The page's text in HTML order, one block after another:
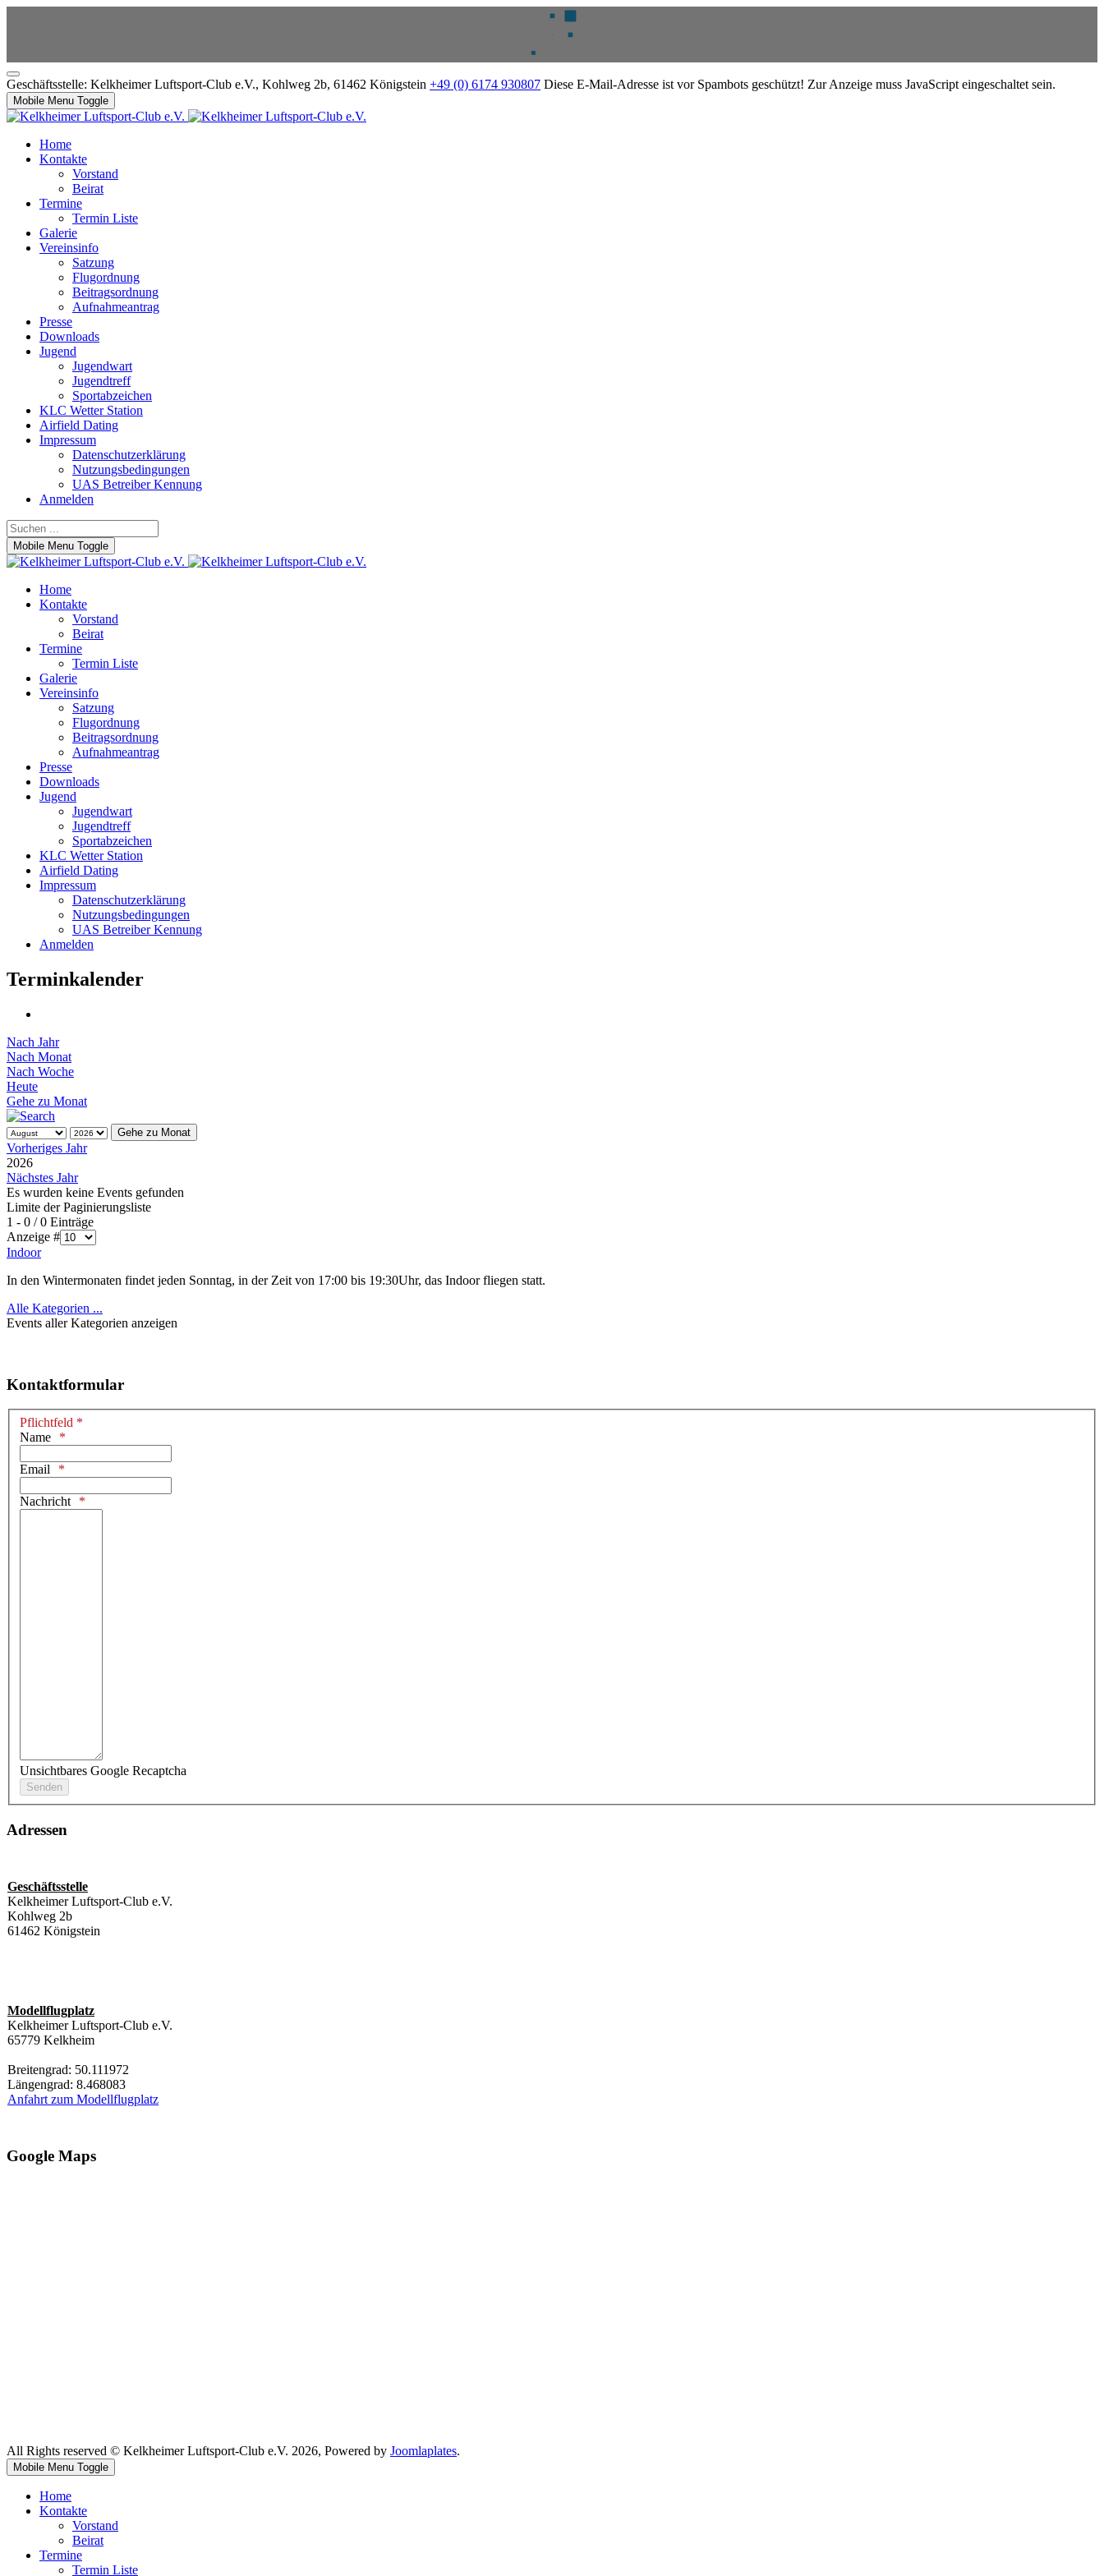
Geschäftsstelle: Kelkheimer Luftsport-Club e.V., Kohlweg 2b, 61462 Königstein +49 (0) 6174 930807 Diese E-Mail-Adresse ist vor Spambots geschützt! Zur Anzeige muss JavaScript eingeschaltet sein.
Mobile Menu Toggle
Home
Kontakte
Vorstand
Beirat
Termine
Termin Liste
Galerie
Vereinsinfo
Satzung
Flugordnung
Beitragsordnung
Aufnahmeantrag
Presse
Downloads
Jugend
Jugendwart
Jugendtreff
Sportabzeichen
KLC Wetter Station
Airfield Dating
Impressum
Datenschutzerklärung
Nutzungsbedingungen
UAS Betreiber Kennung
Anmelden
Mobile Menu Toggle
Home
Kontakte
Vorstand
Beirat
Termine
Termin Liste
Galerie
Vereinsinfo
Satzung
Flugordnung
Beitragsordnung
Aufnahmeantrag
Presse
Downloads
Jugend
Jugendwart
Jugendtreff
Sportabzeichen
KLC Wetter Station
Airfield Dating
Impressum
Datenschutzerklärung
Nutzungsbedingungen
UAS Betreiber Kennung
Anmelden
Terminkalender
Nach Jahr
Nach Monat
Nach Woche
Heute
Gehe zu Monat
Gehe zu Monat
Vorheriges Jahr
2026
Nächstes Jahr
Es wurden keine Events gefunden
Limite der Paginierungsliste
1 - 0 / 0 Einträge
Anzeige #
Indoor
In den Wintermonaten findet jeden Sonntag, in der Zeit von 17:00 bis 19:30Uhr, das Indoor fliegen statt.
Alle Kategorien ...
Events aller Kategorien anzeigen
Kontaktformular
Pflichtfeld *
Name
Email
Nachricht
Unsichtbares Google Recaptcha
Adressen
Geschäftsstelle
Kelkheimer Luftsport-Club e.V.
Kohlweg 2b
61462 Königstein
Modellflugplatz
Kelkheimer Luftsport-Club e.V.
65779 Kelkheim
Breitengrad: 50.111972
Längengrad: 8.468083
Anfahrt zum Modellflugplatz
Google Maps
All Rights reserved © Kelkheimer Luftsport-Club e.V. 2026, Powered by Joomlaplates.
Mobile Menu Toggle
Home
Kontakte
Vorstand
Beirat
Termine
Termin Liste